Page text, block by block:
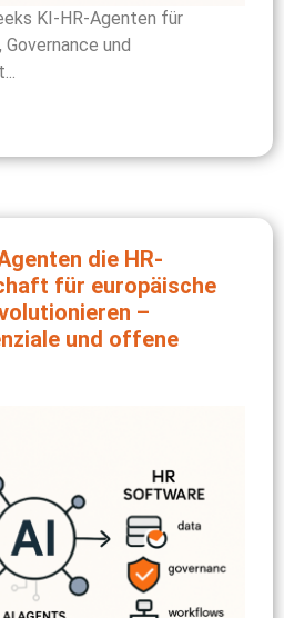
KI-HR-Agenten für
und
die HR-
für europäische
–
und offene